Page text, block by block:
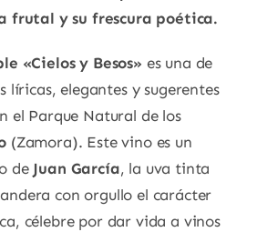
frutal y su frescura poética.
«Cielos y Besos» es una de
líricas, elegantes y sugerentes
el Parque Natural de los
(Zamora). Este vino es un
de Juan García, la uva tinta
con orgullo el carácter
célebre por dar vida a vinos